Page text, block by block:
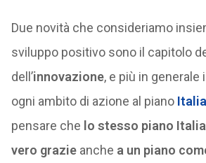
Due novità che consideriamo
sviluppo positivo sono il capitolo
dell’innovazione, e più in
ogni ambito di azione al piano
pensare che lo stesso piano
vero grazie anche a un piano